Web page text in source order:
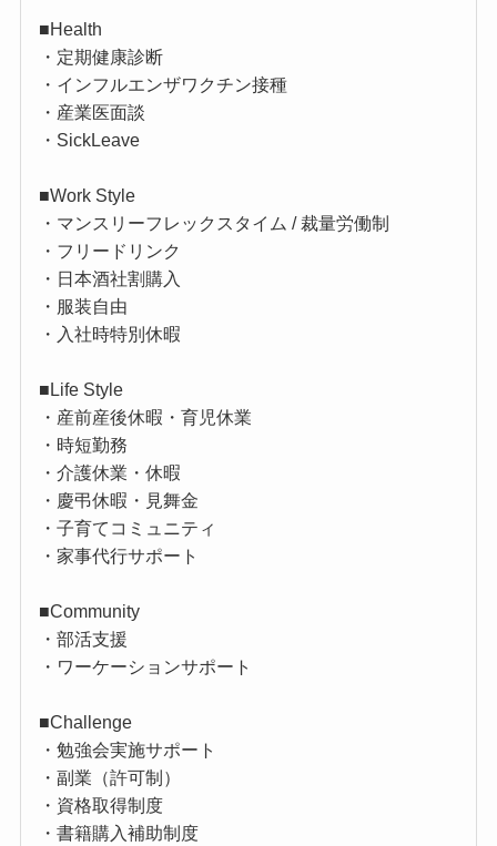
■Health
・定期健康診断
・インフルエンザワクチン接種
・産業医面談
・SickLeave
■Work Style
・マンスリーフレックスタイム / 裁量労働制
・フリードリンク
・日本酒社割購入
・服装自由
・入社時特別休暇
■Life Style
・産前産後休暇・育児休業
・時短勤務
・介護休業・休暇
・慶弔休暇・見舞金
・子育てコミュニティ
・家事代行サポート
■Community
・部活支援
・ワーケーションサポート
■Challenge
・勉強会実施サポート
・副業（許可制）
・資格取得制度
・書籍購入補助制度